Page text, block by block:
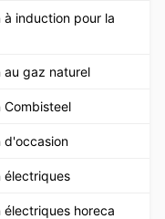
à induction pour la
au gaz naturel
Combisteel
d'occasion
électriques
électriques horeca